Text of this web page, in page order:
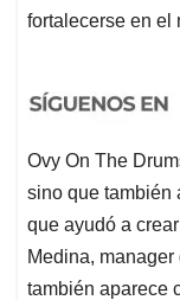
fortalecerse en el
Ovy On The
sino que también
que ayudó a
Medina,
también aparece